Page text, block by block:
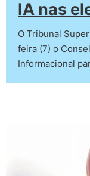
IA nas
O Tribunal
feira (7) o
Informacional